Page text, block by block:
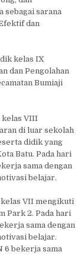
sebagai sarana
dan
kelas IX
dan Pengolahan
Bumiaji
kelas VIII
di luar sekolah
didik yang
Batu. Pada hari
sama dengan
belajar.
VII mengikuti
Park 2. Pada hari
sama dengan
belajar.
6 bekerja sama